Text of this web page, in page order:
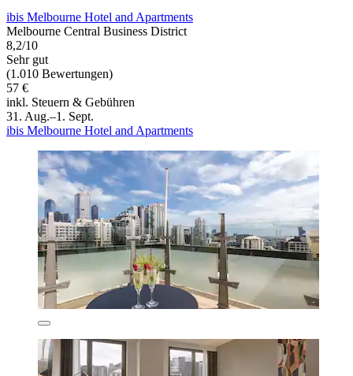
ibis Melbourne Hotel and Apartments
Melbourne Central Business District
8,2/10
Sehr gut
(1.010 Bewertungen)
57 €
inkl. Steuern & Gebühren
31. Aug.–1. Sept.
ibis Melbourne Hotel and Apartments